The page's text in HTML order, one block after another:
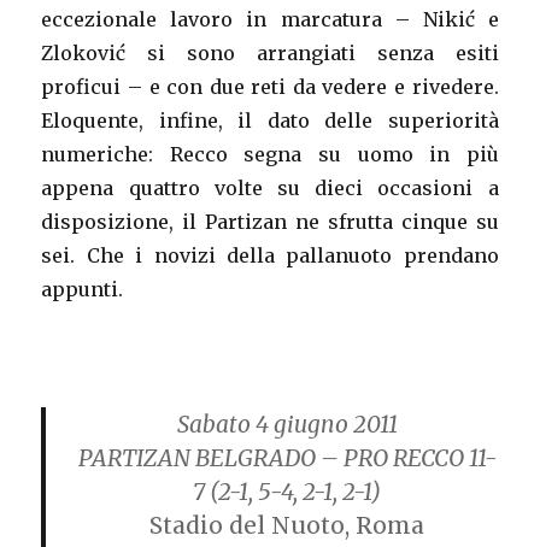
eccezionale lavoro in marcatura – Nikić e
Zloković si sono arrangiati senza esiti
proficui – e con due reti da vedere e rivedere.
Eloquente, infine, il dato delle superiorità
numeriche: Recco segna su uomo in più
appena quattro volte su dieci occasioni a
disposizione, il Partizan ne sfrutta cinque su
sei. Che i novizi della pallanuoto prendano
appunti.
Sabato 4 giugno 2011
PARTIZAN BELGRADO – PRO RECCO 11-
7(2-1, 5-4, 2-1, 2-1)
Stadio del Nuoto, Roma